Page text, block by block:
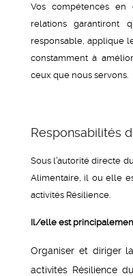
Vos compétences
relations garantiront
responsable, applique
constamment à
ceux que nous servons.
Responsabilités
Sous l’autorité directe
Alimentaire, il ou elle
activités Résilience.
Il/elle est
Organiser et diriger
activités Résilience